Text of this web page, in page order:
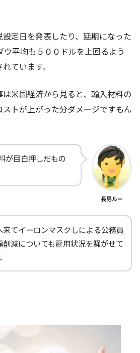
設定日を発表したり、延期になった
ウ平均も５００ドルを上回るよう
ています。
米国経済から見ると、輸入材料の
トが上がった分ダメージですもん
が目白押しだもの
長男ルー
来てイーロンマスクしによる公務員
削減についても雇用状況を騒がせて